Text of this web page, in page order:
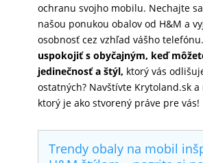
ochranu svojho mobilu. Nechajte
našou ponukou obalov od H&M a
osobnosť cez vzhľad vášho telefónu.
uspokojiť s obyčajným, keď
jedinečnosť a štýl, ktorý vás
ostatných? Navštívte Krytoland.sk
ktorý je ako stvorený práve pre vás!
Trendy obaly na mobil